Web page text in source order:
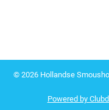
© 2026 Hollandse
Power­ed by